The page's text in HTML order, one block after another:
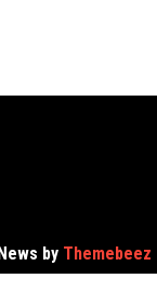
by Themebeez